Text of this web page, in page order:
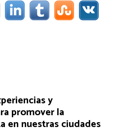
y
promover la
en nuestras ciudades